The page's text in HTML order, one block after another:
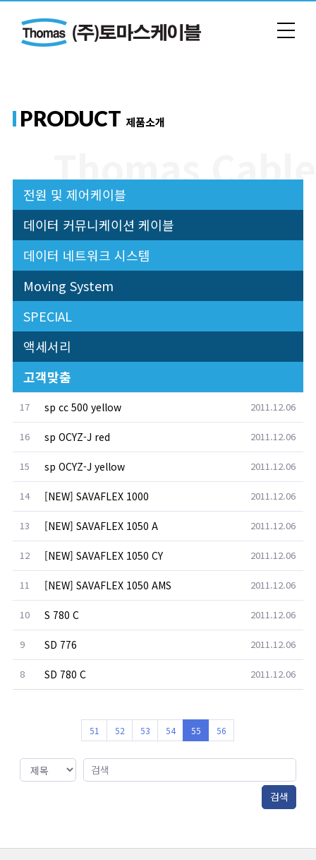
PRODUCT 제품소개
전원 및 제어케이블
데이터 커뮤니케이션 케이블
데이터 네트워크 시스템
Moving System
SPECIAL
액세서리
고객맞춤
17 sp cc 500 yellow 2011.12.06
16 sp OCYZ-J red 2011.12.06
15 sp OCYZ-J yellow 2011.12.06
14 [NEW] SAVAFLEX 1000 2011.12.06
13 [NEW] SAVAFLEX 1050 A 2011.12.06
12 [NEW] SAVAFLEX 1050 CY 2011.12.06
11 [NEW] SAVAFLEX 1050 AMS 2011.12.06
10 S 780 C 2011.12.06
9 SD 776 2011.12.06
8 SD 780 C 2011.12.06
51 52 53 54 55 56